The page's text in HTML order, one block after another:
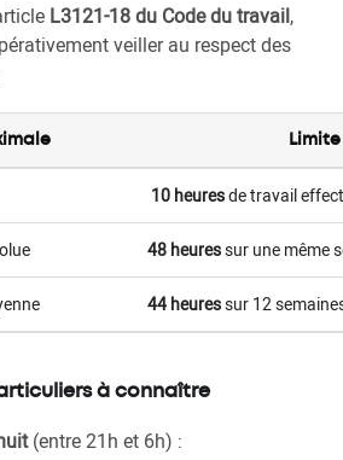
L3121-18 du Code du travail,
veiller au respect des
10 heuresde travail
48 heuressur une même
44 heuressur 12
à connaître
(entre 21h et 6h) :